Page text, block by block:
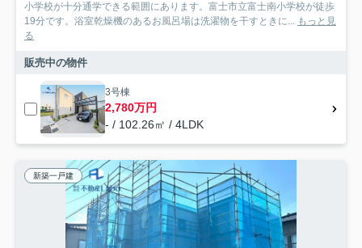
小学校が十分通学できる範囲にあります。富士市立富士南小学校が徒歩
19分です。浴室乾燥機のあるお風呂場は洗濯物を干すときに... もっと見
る
販売中の物件
3号棟
2,780万円
- / 102.26㎡ / 4LDK
新築一戸建